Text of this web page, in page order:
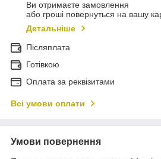
Ви отримаєте замовлення
або гроші повернуться на вашу
Детальніше
Післяплата
Готівкою
Оплата за реквізитами
Всі умови оплати
Умови повернення